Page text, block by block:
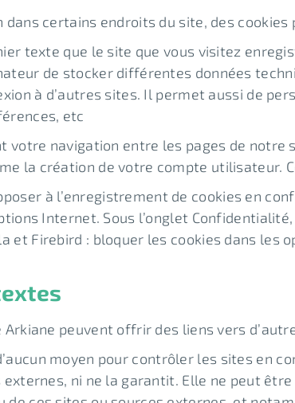
dans certains endroits du site, des
texte que le site que vous visitez
de stocker différentes données
à d’autres sites. Il permet aussi de
etc
votre navigation entre les pages de
la création de votre compte utilisateur.
à l’enregistrement de cookies en
Internet. Sous l’onglet
et Firebird : bloquer les cookies dans les
peuvent offrir des liens vers
moyen pour contrôler les sites en
ni ne la garantit. Elle ne peut